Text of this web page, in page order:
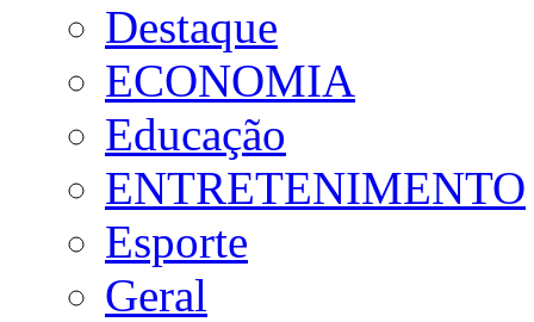
Destaque
ECONOMIA
Educação
ENTRETENIMENTO
Esporte
Geral